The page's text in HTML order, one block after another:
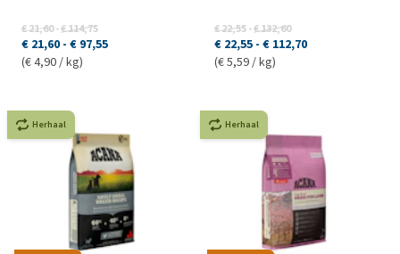
€ 21,60-€ 114,75
€ 21,60 - € 97,55
(€ 4,90 / kg)
€ 22,55-€ 132,60
€ 22,55 - € 112,70
(€ 5,59 / kg)
Herhaal Herhaal